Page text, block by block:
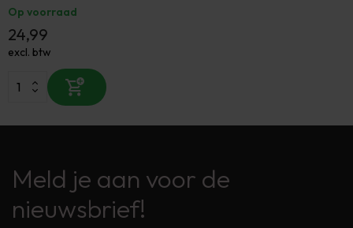
Op voorraad
24,99
excl. btw
Meld je aan voor de
nieuwsbrief!